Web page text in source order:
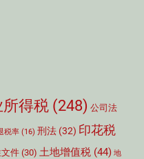
得税 (248) 公司法
税率 (16) 刑法 (32) 印花税
件 (30) 土地增值税 (44) 地